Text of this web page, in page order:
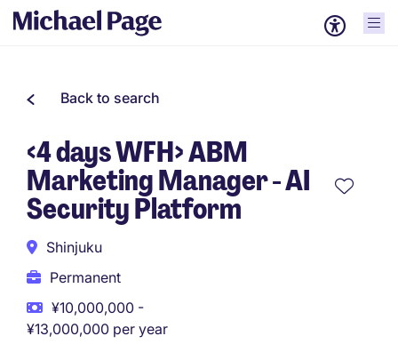
Back to search
<4 days WFH> ABM
Marketing Manager - AI
Security Platform
Shinjuku
Permanent
¥10,000,000 -
¥13,000,000 per year